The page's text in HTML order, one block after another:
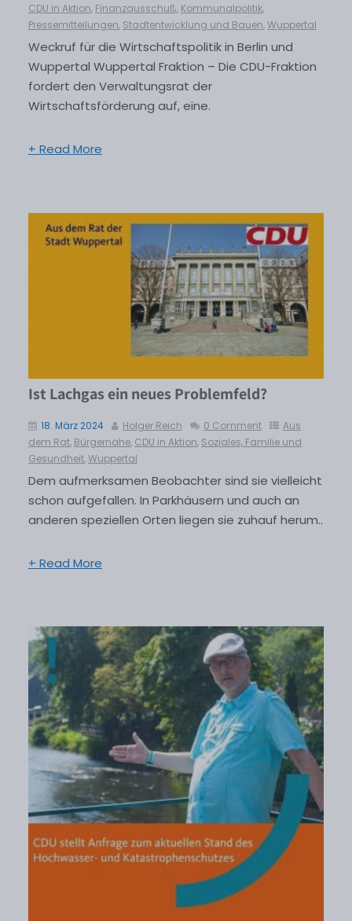
CDU in Aktion, Finanzausschuß, Kommunalpolitik,
Pressemitteilungen, Stadtentwicklung und Bauen,Wuppertal
Weckruf für die Wirtschaftspolitik in Berlin und
Wuppertal Wuppertal Fraktion – Die CDU-Fraktion
fordert den Verwaltungsrat der
Wirtschaftsförderung auf, eine.
+ Read More
Ist Lachgas ein neues Problemfeld?
18. März 2024 Holger Reich 0 Comment
Aus
dem Rat, Bürgernähe, CDU in Aktion, Soziales, Familie und
Gesundheit,Wuppertal
Dem aufmerksamen Beobachter sind sie vielleicht
schon aufgefallen. In Parkhäusern und auch an
anderen speziellen Orten liegen sie zuhauf herum..
+ Read More